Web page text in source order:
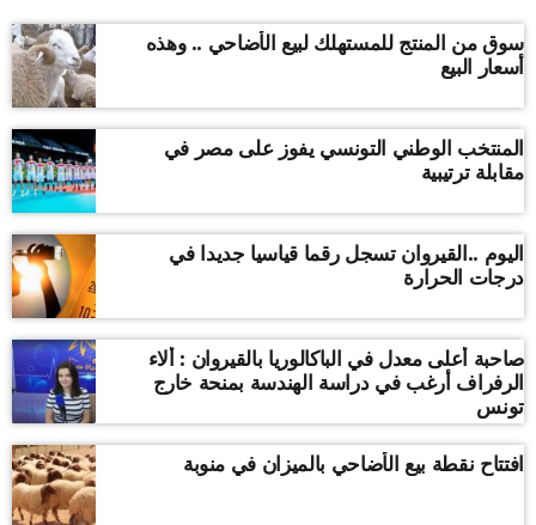
سوق من المنتج للمستهلك لبيع الأضاحي .. وهذه
أسعار البيع
المنتخب الوطني التونسي يفوز على مصر في
مقابلة ترتيبية
اليوم ..القيروان تسجل رقما قياسيا جديدا في
درجات الحرارة
صاحبة أعلى معدل في الباكالوريا بالقيروان : ألاء
الرفراف أرغب في دراسة الهندسة بمنحة خارج
تونس
افتتاح نقطة بيع الأضاحي بالميزان في منوبة